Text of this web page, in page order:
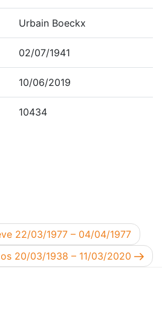
Urbain Boeckx
02/07/1941
10/06/2019
10434
22/03/1977 – 04/04/1977
20/03/1938 – 11/03/2020